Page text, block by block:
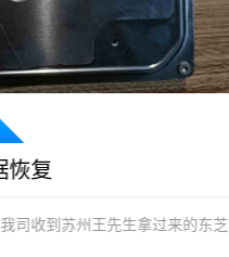
恢复
司收到苏州王先生拿过来的东芝